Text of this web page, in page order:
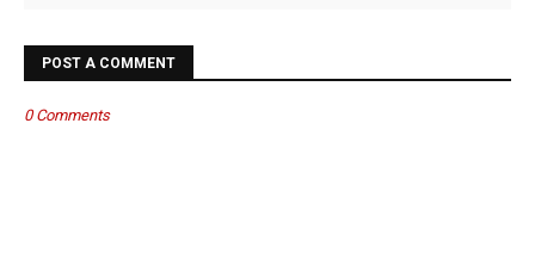
POST A COMMENT
0 Comments